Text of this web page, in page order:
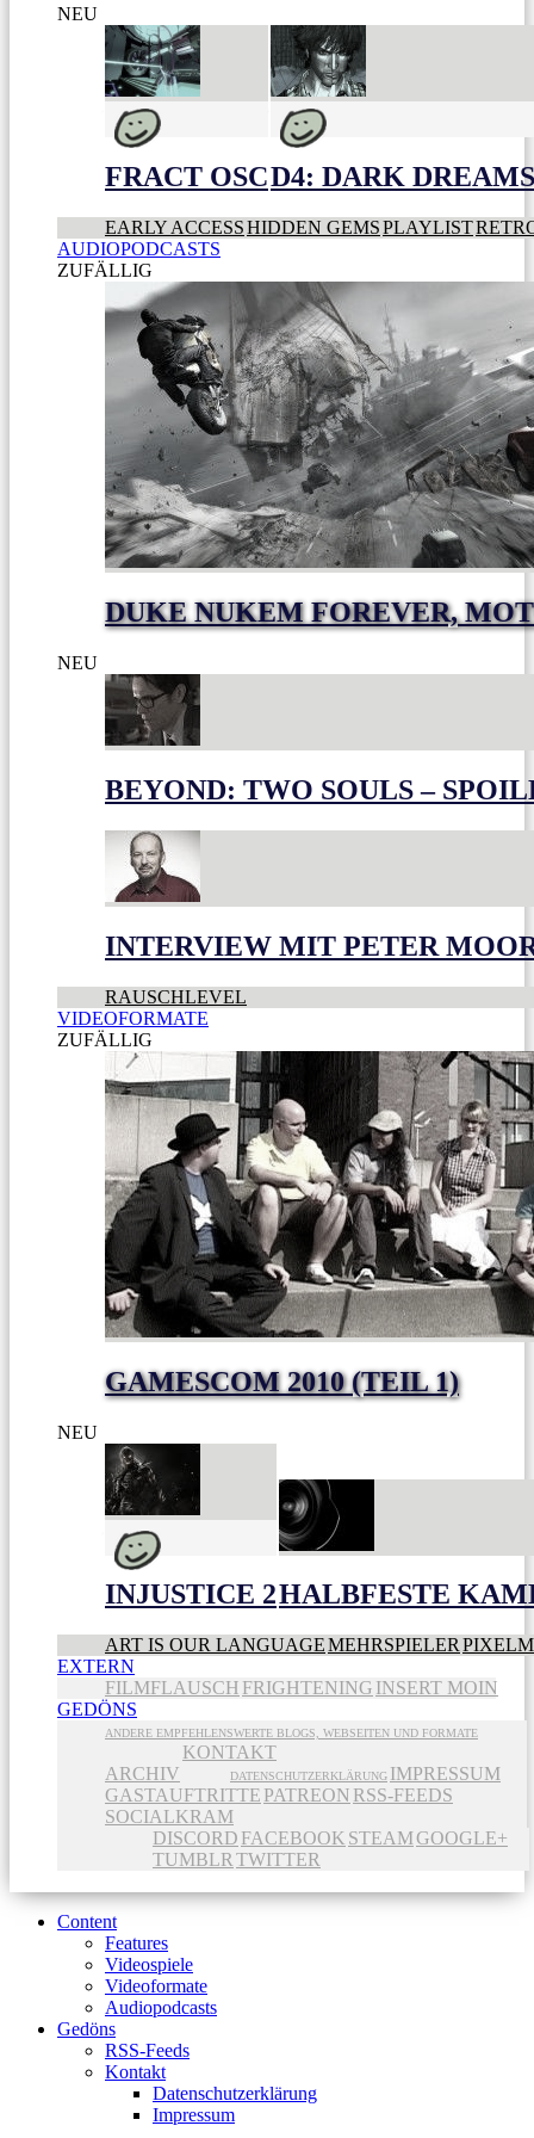
NEU
FRACT OSCD4: DARK
EARLY ACCESSHIDDEN GEMSPLAYLIST
AUDIOPODCASTS
ZUFÄLLIG
DUKE NUKEM FOREVER,
NEU
BEYOND: TWO SOULS –
INTERVIEW MIT PETER
RAUSCHLEVEL
VIDEOFORMATE
ZUFÄLLIG
GAMESCOM 2010 (TEIL 1)
NEU
INJUSTICE 2HALBFESTE
ART IS OUR LANGUAGEMEHRSPIELER
EXTERN
FILMFLAUSCH FRIGHTENING INSERT MOIN
GEDÖNS
ANDERE EMPFEHLENSWERTE BLOGS, WEBSEITEN UND FORMATE
ARCHIV
KONTAKT
DATENSCHUTZERKLÄRUNG IMPRESSUM
GASTAUFTRITTE PATREON RSS-FEEDS
SOCIALKRAM
DISCORD FACEBOOK STEAMGOOGLE+
TUMBLR TWITTER
Content
Features
Videospiele
Videoformate
Audiopodcasts
Gedöns
RSS-Feeds
Kontakt
Datenschutzerklärung
Impressum